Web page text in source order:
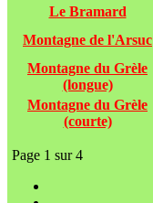
Le Bramard
Montagne de l'Arsuc
Montagne du Grèle
(longue)
Montagne du Grèle
(courte)
Page 1 sur 4